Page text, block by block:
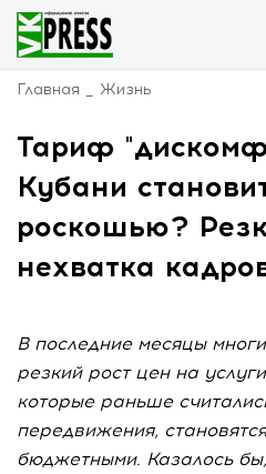
Главная Жизнь
Тариф
Кубани
роскошью?
нехватка
В последние месяцы
резкий рост цен на
которые раньше
передвижения,
бюджетными. Казалось